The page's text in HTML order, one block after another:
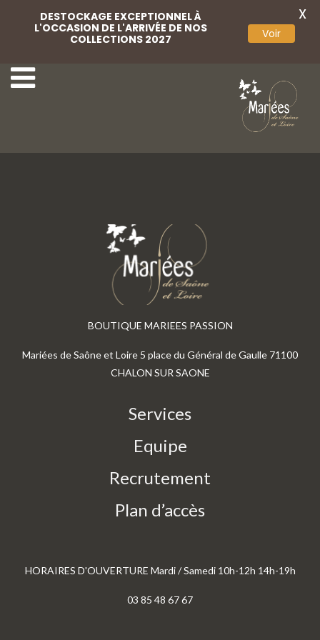
BOUTIQUE MARIEES PASSION
Mariées de Saône et Loire 5 place du Général de Gaulle 71100
CHALON SUR SAONE
Services
Equipe
Recrutement
Plan d’accès
HORAIRES D'OUVERTURE Mardi / Samedi 10h-12h 14h-19h
03 85 48 67 67
DESTOCKAGE EXCEPTIONNEL À
L'OCCASION DE L'ARRIVÉE DE NOS
COLLECTIONS 2027
Voir
X